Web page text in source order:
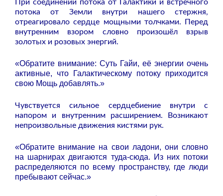
При соединении потока от Галактики и встречного
потока от Земли внутри нашего стержня,
отреагировало сердце мощными толчками. Перед
внутренним взором словно произошёл взрыв
золотых и розовых энергий.
«Обратите внимание: Суть Гайи, её энергии очень
активные, что Галактическому потоку приходится
свою Мощь добавлять.»
Чувствуется сильное сердцебиение внутри с
напором и внутренним расширением. Возникают
непроизвольные движения кистями рук.
«Обратите внимание на свои ладони, они словно
на шарнирах двигаются туда-сюда. Из них потоки
распределяются по всему пространству, где люди
пребывают сейчас.»